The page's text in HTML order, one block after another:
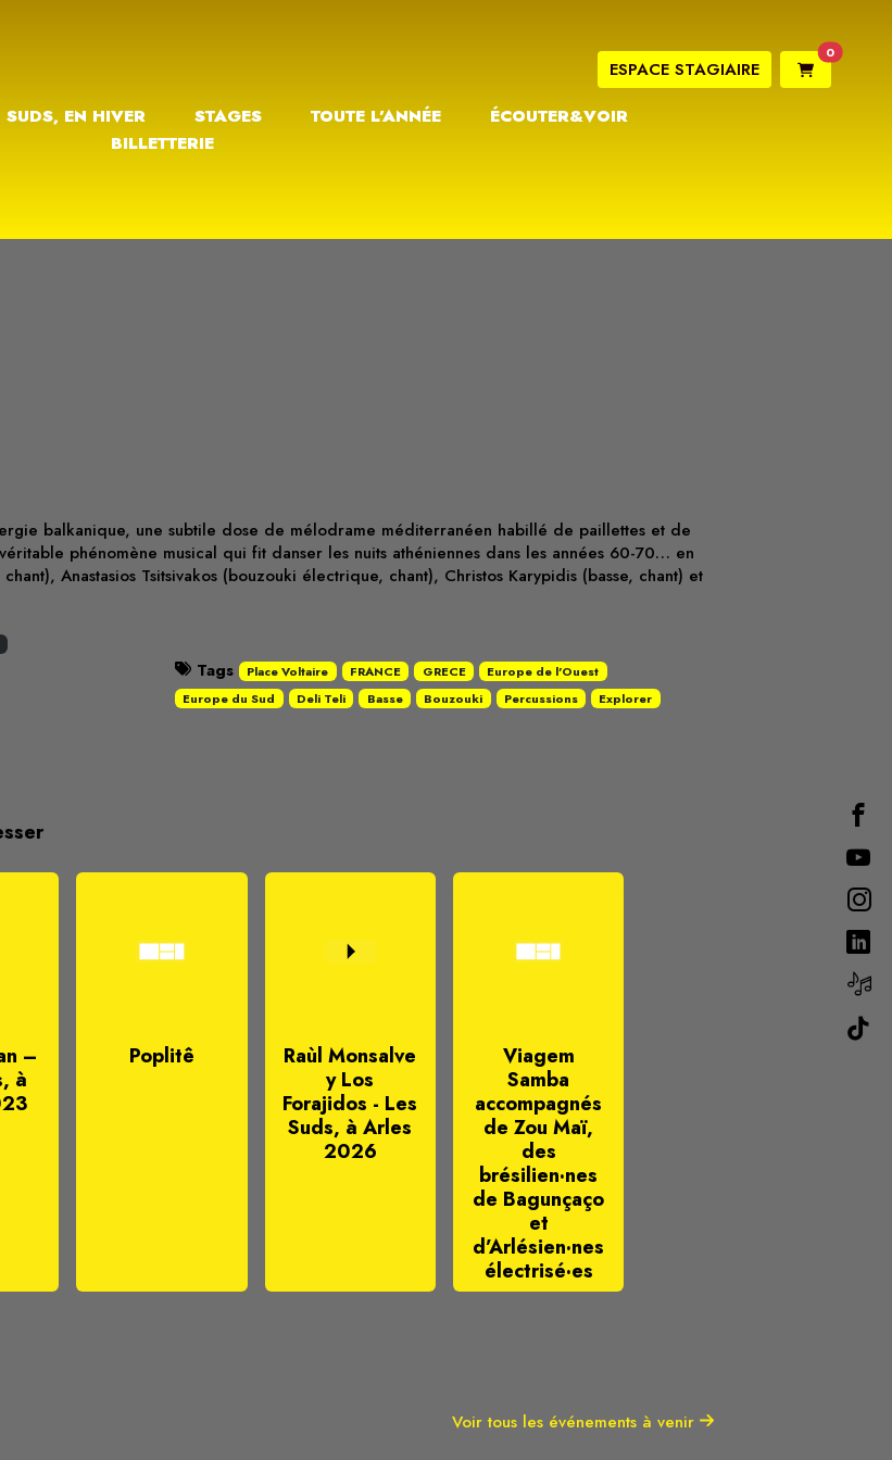
SUDS, EN HIVER STAGES TOUTE L’ANNÉE
ÉCOUTER&VOIR
BILLETTERIE
ESPACE STAGIAIRE
0
balkanique, une subtile dose de mélodrame méditerranéen habillé de paillettes et de
phénomène musical qui fit danser les nuits athéniennes dans les années 60-70… en
Anastasios Tsitsivakos (bouzouki électrique, chant), Christos Karypidis (basse, chant) et
Tags Place Voltaire FRANCE GRECE
Europe de l'Ouest
Europe du Sud
Deli Teli Basse Bouzouki Percussions Explorer
–
à
Poplitê
Raùl Monsalve
y Los
Forajidos - Les
Suds, à Arles
2026
Viagem
Samba
accompagnés
de Zou Maï,
des
brésilien·nes
de Bagunçaço
et
d’Arlésien·nes
électrisé·es
Voir tous les événements à venir